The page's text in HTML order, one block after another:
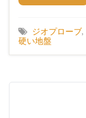
ジオプローブ,
硬い地盤